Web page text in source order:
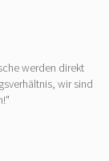
werden direkt
wir sind